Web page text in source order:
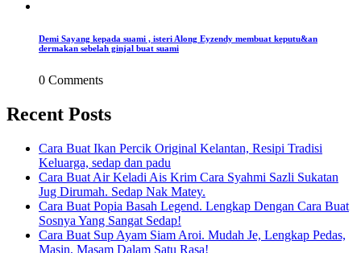
Demi Sayang kepada suami , isteri Along Eyzendy membuat keputu&an
dermakan sebelah ginjal buat suami
0 Comments
Recent Posts
Cara Buat Ikan Percik Original Kelantan, Resipi Tradisi
Keluarga, sedap dan padu
Cara Buat Air Keladi Ais Krim Cara Syahmi Sazli Sukatan
Jug Dirumah. Sedap Nak Matey.
Cara Buat Popia Basah Legend. Lengkap Dengan Cara Buat
Sosnya Yang Sangat Sedap!
Cara Buat Sup Ayam Siam Aroi. Mudah Je, Lengkap Pedas,
Masin, Masam Dalam Satu Rasa!